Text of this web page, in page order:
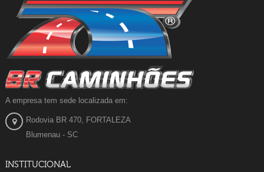
A empresa tem sede localizada em:
Rodovia BR 470, FORTALEZA
Blumenau - SC
INSTITUCIONAL